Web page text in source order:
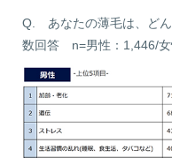
Q. あなたの薄毛は、どん
数回答 n=男性：1,446/女